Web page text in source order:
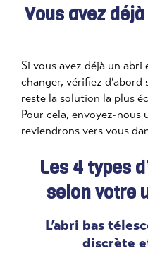
Vous avez
Si vous avez déjà un abri
changer, vérifiez d’abord
reste la solution la plus
Pour cela, envoyez-nous
reviendrons vers vous
Les 4 types
selon votre
L’abri bas
discrète